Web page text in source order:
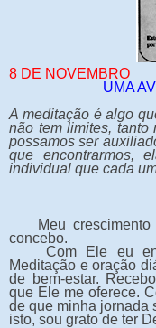
8 DE NOVEMBRO
UMA
A meditação é algo
não tem limites, tanto
possamos ser
que encontrarmos,
individual que cada
Meu
concebo.
Com Ele eu
Meditação e oração
de bem-estar.
que Ele me oferece.
de que minha jornada
isto, sou grato de ter